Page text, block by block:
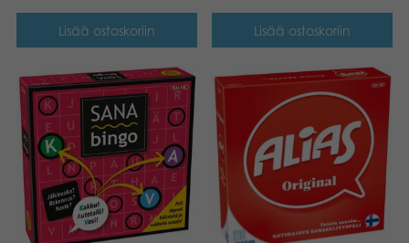
Lisää ostoskoriin Lisää ostoskoriin